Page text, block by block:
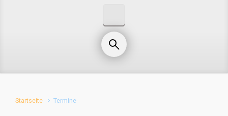
Startseite Termine